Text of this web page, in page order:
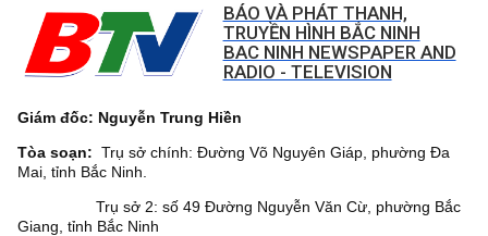
BÁO VÀ PHÁT THANH,
TRUYỀN HÌNH BẮC NINH
BAC NINH NEWSPAPER AND
RADIO - TELEVISION
Giám đốc: Nguyễn Trung Hiền
Tòa soạn: Trụ sở chính: Đường Võ Nguyên Giáp, phường Đa
Mai, tỉnh Bắc Ninh.
Trụ sở 2: số 49 Đường Nguyễn Văn Cừ, phường Bắc
Giang, tỉnh Bắc Ninh